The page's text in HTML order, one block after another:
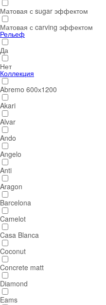
Матовая с sugar эффектом
Матовая с carving эффектом
Рельеф
Да
Нет
Коллекция
Abremo 600х1200
Akari
Alvar
Ando
Angelo
Anti
Aragon
Barcelona
Camelot
Casa Blanca
Coconut
Concrete matt
Diamond
Eams